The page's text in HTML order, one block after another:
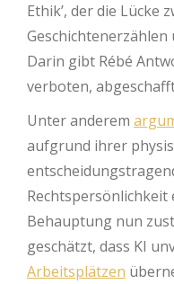
Ethik’, der die Lücke
Darin gibt Rébé
verboten,
Unter anderem
aufgrund ihrer
Rechtspersönlichkeit
Behauptung nun
geschätzt, dass KI
Arbeitsplätzen